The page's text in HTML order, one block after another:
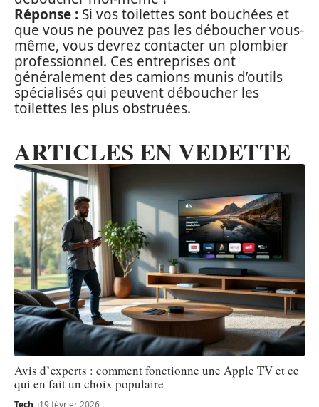
Réponse : Si vos toilettes sont bouchées et
que vous ne pouvez pas les déboucher vous-
même, vous devrez contacter un plombier
professionnel. Ces entreprises ont
généralement des camions munis d’outils
spécialisés qui peuvent déboucher les
toilettes les plus obstruées.
ARTICLES EN VEDETTE
Avis d’experts : comment fonctionne une Apple TV et ce
qui en fait un choix populaire
Tech 19 février 2026